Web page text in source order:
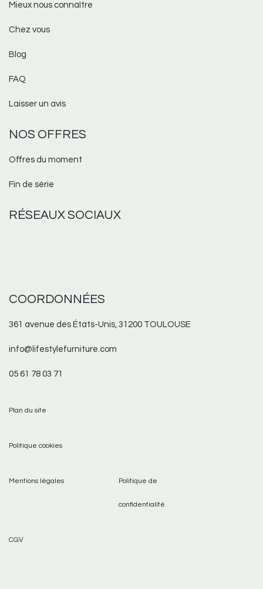
Mieux nous connaître
Chez vous
Blog
FAQ
Laisser un avis
NOS OFFRES
Offres du moment
Fin de série
RÉSEAUXSOCIAUX
COORDONNÉES
361 avenue des États-Unis, 31200 TOULOUSE
info@lifestylefurniture.com
05 61 78 03 71
Plan du site
Politique cookies
Mentions légales Politique de
confidentialité
CGV